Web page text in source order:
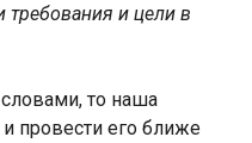
требования и цели в
то наша
и провести его ближе